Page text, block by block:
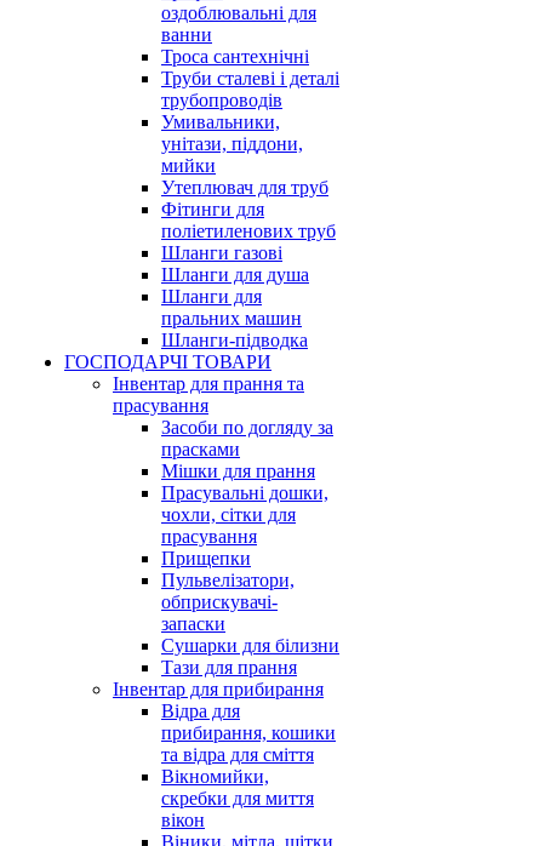
оздоблювальні для
ванни
Троса сантехнічні
Труби сталеві і деталі
трубопроводів
Умивальники,
унітази, піддони,
мийки
Утеплювач для труб
Фітинги для
поліетиленових труб
Шланги газові
Шланги для душа
Шланги для
пральних машин
Шланги-підводка
ГОСПОДАРЧІ ТОВАРИ
Інвентар для прання та
прасування
Засоби по догляду за
прасками
Мішки для прання
Прасувальні дошки,
чохли, сітки для
прасування
Прищепки
Пульвелізатори,
обприскувачі-
запаски
Сушарки для білизни
Тази для прання
Інвентар для прибирання
Відра для
прибирання, кошики
та відра для сміття
Вікномийки,
скребки для миття
вікон
Віники, мітла, щітки